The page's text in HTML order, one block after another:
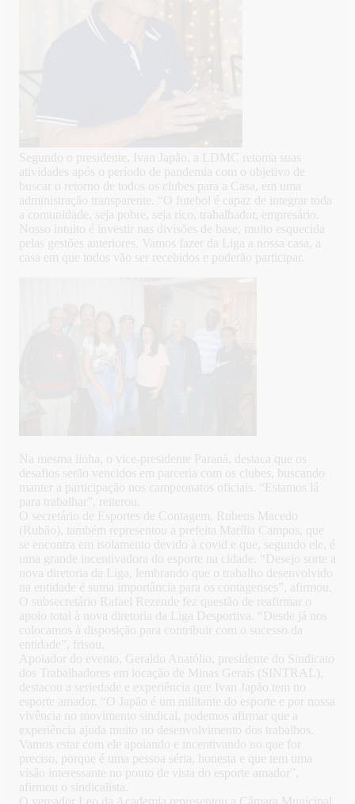
Segundo o presidente, Ivan Japão, a LDMC retoma suas
atividades após o período de pandemia com o objetivo de
buscar o retorno de todos os clubes para a Casa, em uma
administração transparente. “O futebol é capaz de integrar toda
a comunidade, seja pobre, seja rico, trabalhador, empresário.
Nosso intuito é investir nas divisões de base, muito esquecida
pelas gestões anteriores. Vamos fazer da Liga a nossa casa, a
casa em que todos vão ser recebidos e poderão participar.
Na mesma linha, o vice-presidente Paraná, destaca que os
desafios serão vencidos em parceria com os clubes, buscando
manter a participação nos campeonatos oficiais. “Estamos lá
para trabalhar”, reiterou.
O secretário de Esportes de Contagem, Rubens Macedo
(Rubão), também representou a prefeita Marília Campos, que
se encontra em isolamento devido à covid e que, segundo ele, é
uma grande incentivadora do esporte na cidade. “Desejo sorte a
nova diretoria da Liga, lembrando que o trabalho desenvolvido
na entidade é suma importância para os contagenses”, afirmou.
O subsecretário Rafael Rezende fez questão de reafirmar o
apoio total à nova diretoria da Liga Desportiva. “Desde já nos
colocamos à disposição para contribuir com o sucesso da
entidade”, frisou.
Apoiador do evento, Geraldo Anatólio, presidente do Sindicato
dos Trabalhadores em locação de Minas Gerais (SINTRAL),
destacou a seriedade e experiência que Ivan Japão tem no
esporte amador. “O Japão é um militante do esporte e por nossa
vivência no movimento sindical, podemos afirmar que a
experiência ajuda muito no desenvolvimento dos trabalhos.
Vamos estar com ele apoiando e incentivando no que for
preciso, porque é uma pessoa séria, honesta e que tem uma
visão interessante no ponto de vista do esporte amador”,
afirmou o sindicalista.